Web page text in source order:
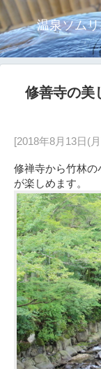
温泉ソム
修善寺の美
[2018年8月13日(
修禅寺から竹林
が楽しめます。